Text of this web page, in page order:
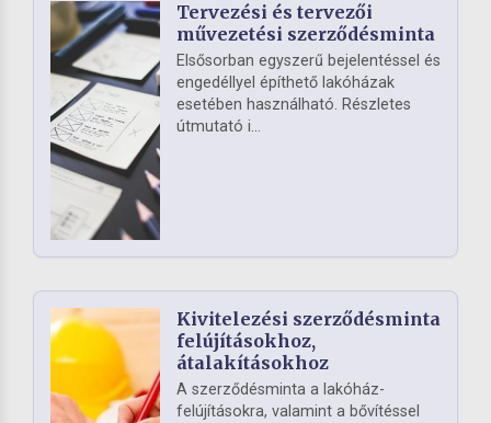
Tervezési és tervezői
művezetési szerződésminta
Elsősorban egyszerű bejelentéssel és
engedéllyel építhető lakóházak
esetében használható. Részletes
útmutató i...
Kivitelezési szerződésminta
felújításokhoz,
átalakításokhoz
A szerződésminta a lakóház-
felújításokra, valamint a bővítéssel